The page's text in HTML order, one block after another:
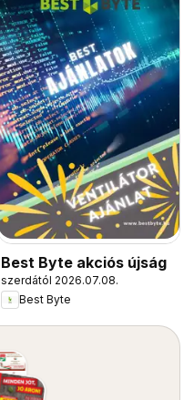
Best Byte akciós újság
szerdától 2026.07.08.
Best Byte